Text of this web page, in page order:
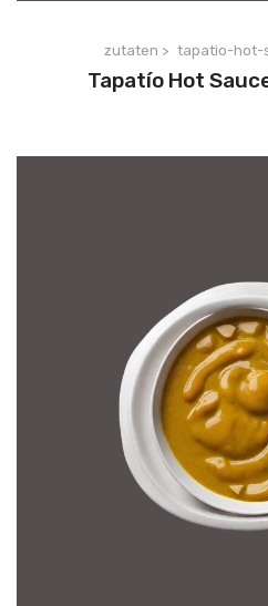
zutaten > tapatio-hot-
Tapatío Hot